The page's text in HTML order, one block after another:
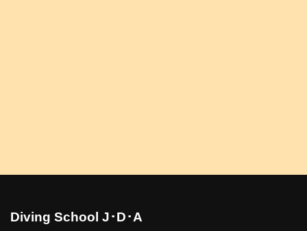
Diving School J･D･A